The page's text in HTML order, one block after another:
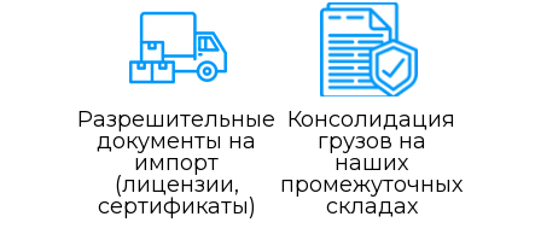
Консолидация
грузов на
наших
промежуточных
складах
Разрешительные
документы на
импорт
(лицензии,
сертификаты)